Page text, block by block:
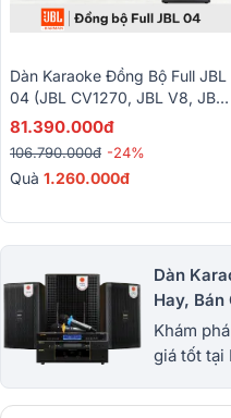
Dàn Karaoke Đồng Bộ Full JBL
04 (JBL CV1270, JBL V8, JBL
VX9, JBL IRX115S, JBL
81.390.000đ
106.790.000đ -24%
Quà 1.260.000đ
Dàn
Hay, Bán
Khám
giá tốt tại